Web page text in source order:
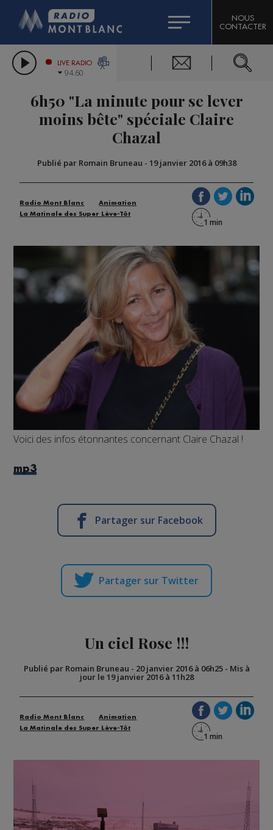
LES CHRONIQUES DE L'EXPERT
CITIZEN MACHINERY
GRAND MASSIF DOMAINES SKIABLES
BIGARD
COMPAGNIE DU MONT-BLANC
NOUS
CONTACTER
LIVE RADIO
94.60
6h50 "La minute pour se lever
moins bête" spéciale Claire
Chazal
Publié par Romain Bruneau - 19 janvier 2016 à 09h38
Radio Mont Blanc
Animation
La Matinale des Super Lève-Tôt
Voici des infos étonnantes concernant Claire Chazal !
mp3
Partager sur Facebook
Partager sur Twitter
Un ciel Rose !!!
Publié par Romain Bruneau - 20 janvier 2016 à 06h25- Mis à
jour le 19 janvier 2016 à 11h28
Radio Mont Blanc
Animation
La Matinale des Super Lève-Tôt